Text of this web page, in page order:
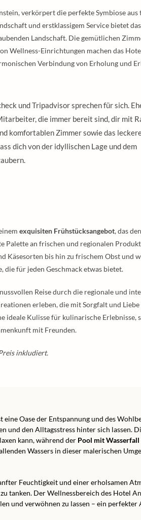
verkörpert die perfekte Symbiose
und erstklassigem Service bietet
Landschaft. Die gemütlichen
Wellness-Einrichtungen machen das
Verbindung von Erholung und
und Tripadvisor sprechen für sich.
die immer bereit sind, dir mit
komfortablen Zimmer sowie das
dich von der idyllischen Lage und dem
exquisiten Frühstücksangebot, das
Palette an frischen und regionalen
Käsesorten bis hin zu frischem Obst und
die für jeden Geschmack etwas bietet.
Reise durch die regionale und
erleben, die mit Sorgfalt und
ideale Kulisse für kulinarische Erlebnisse,
mit Freunden.
inkludiert.
Oase der Entspannung und des
und den Alltagsstress hinter sich lassen.
kann, während der Pool mit Wasserfall
Wassers in dieser malerischen
Feuchtigkeit und einer erholsamen
tanken. Der Wellnessbereich des Hotel
und verwöhnen zu lassen – ein perfekter